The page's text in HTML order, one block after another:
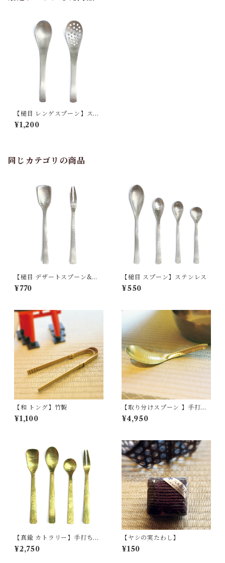
【槌目 レンゲスプーン】ステ
ンレス
¥1,200
同じカテゴリの商品
【槌目 デザートスプーン&フ
ォーク】ステンレス
¥770
【槌目 スプーン】ステンレス
¥550
【和 トング】竹製
¥1,100
【取り分けスプーン 】手打ち
真鍮製
¥4,950
【真鍮 カトラリー】手打ち真
鍮製
¥2,750
【ヤシの実たわし】
¥150